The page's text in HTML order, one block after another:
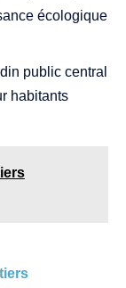
écologique
public central
habitants